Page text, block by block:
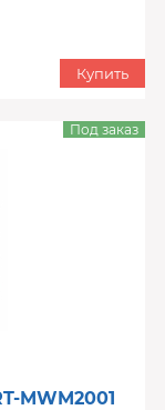
Купить
MWM2001
Под заказ